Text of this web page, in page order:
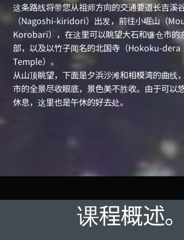
这条路线将带您从祖师方向的交通要道长吉溪
（Nagoshi-kiridori）出发，前往小崛山（
Korobari），在这里可以眺望大石和镰仓市的
部，以及以竹子闻名的北国寺（Hokoku-dera
Temple）。
从山顶眺望，下面是夕浜沙滩和相模湾的曲线
市的全景尽收眼底，景色美不胜收。由于可以
休息，这里也是午休的好去处。
课程概述。